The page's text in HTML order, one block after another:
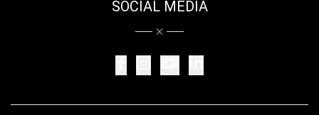
SOCIAL MEDIA